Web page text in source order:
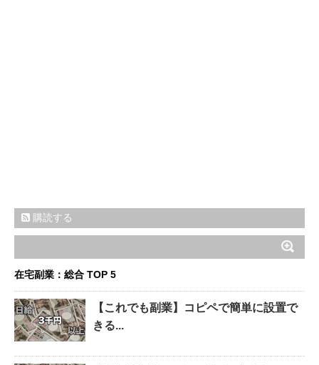
購読する
在宅副業：総合 TOP 5
【これでも副業】コピペで簡単に設置で
きる...